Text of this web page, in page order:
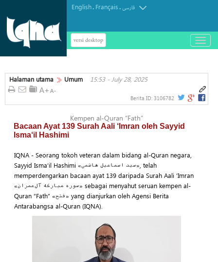
English. Français.فارسی
versi desktop
باز
و
کردن
Halaman utama Umum 15:53 - July 28, 2025
Berita ID: 3106782
Kempen al-Quran “Fath”
Bacaan Ayat 139 Surah Aali ‘Imran oleh Sayyid
Isma‘il Hashimi
IQNA - Seorang tokoh veteran dalam bidang al-Quran negara,
Sayyid Isma‘il Hashimi «سید اسماعیل هاشمی», telah
memperdengarkan bacaan ayat 139 daripada Surah Aali ‘Imran
«سوره مبارکه آل‌عمران» sebagai menyahut seruan kempen al-
Quran “Fath” «فتح» yang dianjurkan oleh Agensi Berita
Antarabangsa al-Quran (IQNA).